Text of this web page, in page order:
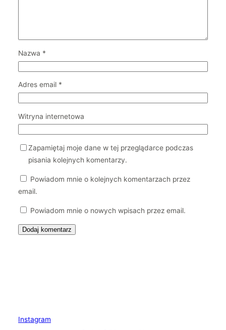
Nazwa *
Adres email *
Witryna internetowa
Zapamiętaj moje dane w tej przeglądarce podczas
pisania kolejnych komentarzy.
Powiadom mnie o kolejnych komentarzach przez
email.
Powiadom mnie o nowych wpisach przez email.
Instagram